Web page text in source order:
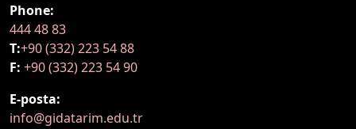
Phone:
444 48 83
T:+90 (332) 223 54 88
F: +90 (332) 223 54 90
E-posta:
info@gidatarim.edu.tr